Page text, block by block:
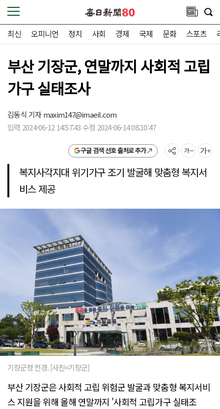
최신 오피니언 정치 사회 경제 국제 문화 스포츠
부산 기장군, 연말까지 사회적 고립
가구 실태조사
김동식 기자maxim147@imaeil.com
입력 2024-06-12 14:57:43 수정 2024-06-14 08:10:47
구글 검색 선호 출처로 추가
복지사각지대 위기가구 조기 발굴해 맞춤형 복지서
비스 제공
기장군청 전경. [사진=기장군]
부산 기장군은 사회적 고립 위험군 발굴과 맞춤형 복지서비
스 지원을 위해 올해 연말까지 '사회적 고립가구 실태조